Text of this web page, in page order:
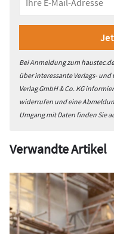
Bei Anmeldung zum
über interessante Verlags-
Verlag GmbH & Co. KG
widerrufen und eine
Umgang mit Daten finden Sie
Verwandte Artikel